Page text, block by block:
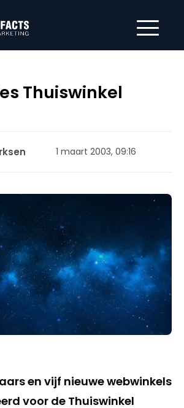
Thuiswinkel
1 maart 2003, 09:16
en vijf nieuwe webwinkels
voor de Thuiswinkel